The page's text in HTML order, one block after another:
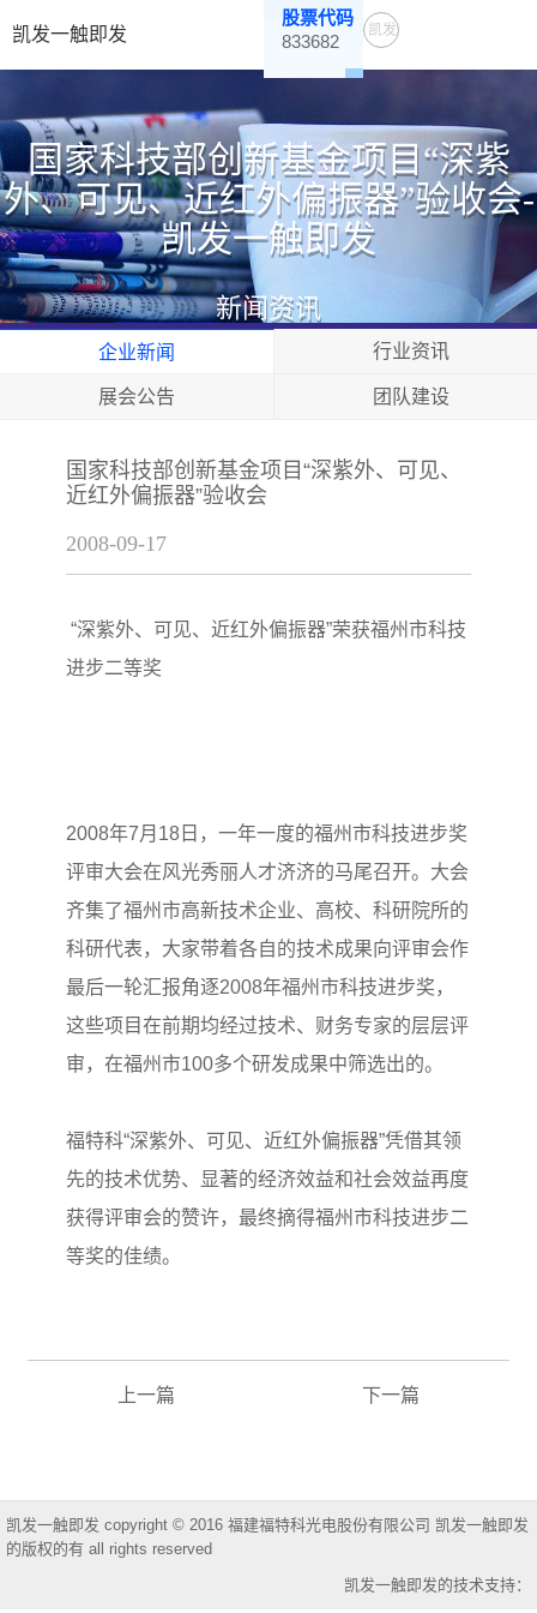
凯发一触即发
股票代码
833682
凯发
国家科技部创新基金项目“深紫
外、可见、近红外偏振器”验收会-
凯发一触即发
新闻资讯
企业新闻 行业资讯
展会公告 团队建设
国家科技部创新基金项目“深紫外、可见、
近红外偏振器”验收会
2008-09-17
“深紫外、可见、近红外偏振器”荣获福州市科技
进步二等奖
2008年7月18日，一年一度的福州市科技进步奖
评审大会在风光秀丽人才济济的马尾召开。大会
齐集了福州市高新技术企业、高校、科研院所的
科研代表，大家带着各自的技术成果向评审会作
最后一轮汇报角逐2008年福州市科技进步奖，
这些项目在前期均经过技术、财务专家的层层评
审，在福州市100多个研发成果中筛选出的。
福特科“深紫外、可见、近红外偏振器”凭借其领
先的技术优势、显著的经济效益和社会效益再度
获得评审会的赞许，最终摘得福州市科技进步二
等奖的佳绩。
下一篇
上一篇
凯发一触即发 copyright © 2016 福建福特科光电股份有限公司 凯发一触即发
的版权的有 all rights reserved
凯发一触即发的技术支持：